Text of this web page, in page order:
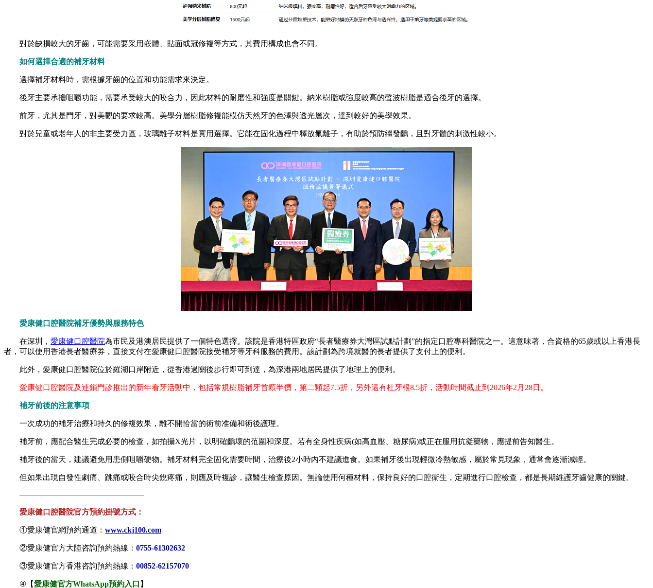
對於缺損較大的牙齒，可能需要采用嵌體、貼面或冠修複等方式，其費用構成也會不同。
如何選擇合適的補牙材料
選擇補牙材料時，需根據牙齒的位置和功能需求來決定。
後牙主要承擔咀嚼功能，需要承受較大的咬合力，因此材料的耐磨性和強度是關鍵。納米樹脂或強度較高的聲波樹脂是適合後牙的選擇。
前牙，尤其是門牙，對美觀的要求較高。美學分層樹脂修複能模仿天然牙的色澤與透光層次，達到較好的美學效果。
對於兒童或老年人的非主要受力區，玻璃離子材料是實用選擇。它能在固化過程中釋放氟離子，有助於預防繼發齲，且對牙髓的刺激性較小。
愛康健口腔醫院補牙優勢與服務特色
在深圳， 愛康健口腔醫院為市民及港澳居民提供了一個特色選擇。該院是香港特區政府“長者醫療券大灣區試點計劃”的指定口腔專科醫院之一。這意味著，合資格的65歲或以上香港長
者，可以使用香港長者醫療券，直接支付在愛康健口腔醫院接受補牙等牙科服務的費用。該計劃為跨境就醫的長者提供了支付上的便利。
此外，愛康健口腔醫院位於羅湖口岸附近，從香港過關後步行即可到達，為深港兩地居民提供了地理上的便利。
愛康健口腔醫院及連鎖門診推出的新年看牙活動中，包括常規樹脂補牙首顆半價，第二顆起7.5折，另外還有杜牙根8.5折，活動時間截止到2026年2月28日。
補牙前後的注意事項
一次成功的補牙治療和持久的修複效果，離不開恰當的術前准備和術後護理。
補牙前，應配合醫生完成必要的檢查，如拍攝X光片，以明確齲壞的范圍和深度。若有全身性疾病(如高血壓、糖尿病)或正在服用抗凝藥物，應提前告知醫生。
補牙後的當天，建議避免用患側咀嚼硬物。補牙材料完全固化需要時間，治療後2小時內不建議進食。如果補牙後出現輕微冷熱敏感，屬於常見現象，通常會逐漸減輕。
但如果出現自發性劇痛、跳痛或咬合時尖銳疼痛，則應及時複診，讓醫生檢查原因。無論使用何種材料，保持良好的口腔衛生，定期進行口腔檢查，都是長期維護牙齒健康的關鍵。
————————————————
愛康健口腔醫院官方預約掛號方式：
①愛康健官網預約通道： www.ckj100.com
②愛康健官方大陸咨詢預約熱線： 0755-61302632
③愛康健官方香港咨詢預約熱線： 00852-62157070
④【愛康健官方WhatsApp預約入口 】